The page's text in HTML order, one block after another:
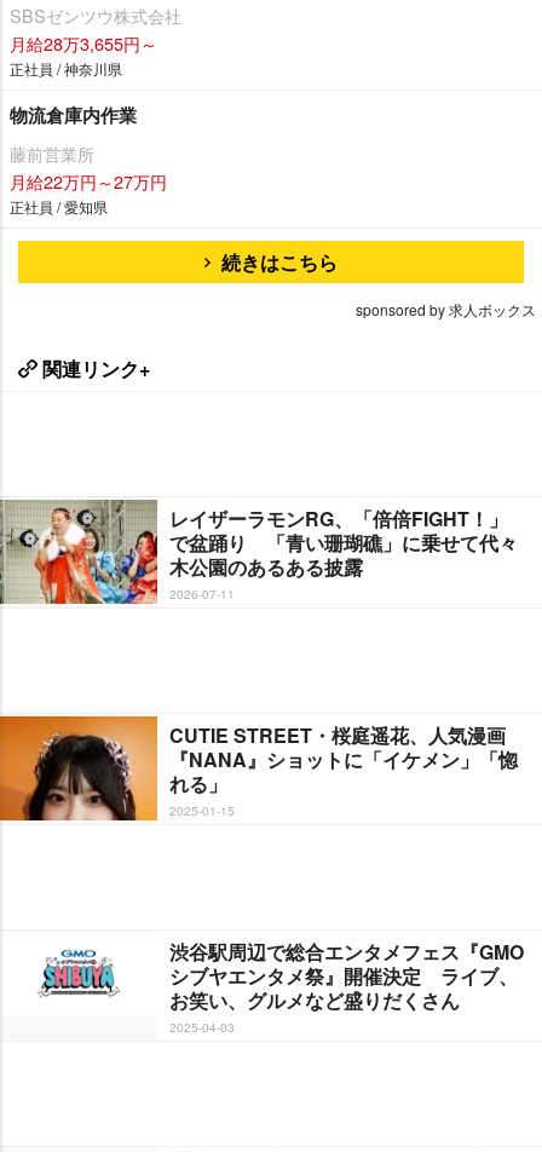
SBSゼンツウ株式会社
月給28万3,655円～
正社員 / 神奈川県
物流倉庫内作業
藤前営業所
月給22万円～27万円
正社員 / 愛知県
続きはこちら
sponsored by 求人ボックス
関連リンク+
レイザーラモンRG、「倍倍FIGHT！」
で盆踊り 「青い珊瑚礁」に乗せて代々
木公園のあるある披露
2026-07-11
CUTIE STREET・桜庭遥花、人気漫画
『NANA』ショットに「イケメン」「惚
れる」
2025-01-15
渋谷駅周辺で総合エンタメフェス『GMO
シブヤエンタメ祭』開催決定 ライブ、
お笑い、グルメなど盛りだくさん
2025-04-03